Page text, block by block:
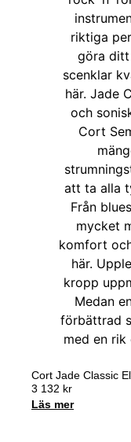
Cort Jade Classic
3 132 kr
Läs mer